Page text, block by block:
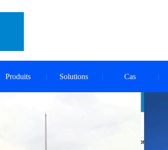
Produits Solutions Cas